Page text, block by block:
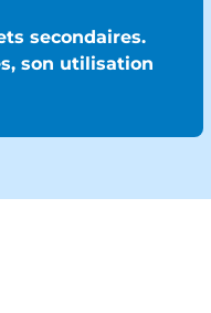
secondaires.
son utilisation